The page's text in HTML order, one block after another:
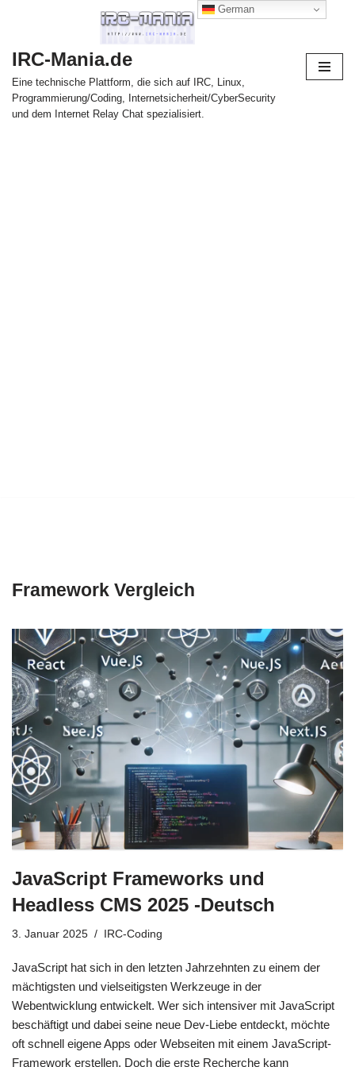
Inhalt
springen
IRC-Mania.de
Eine technische Plattform, die sich auf IRC, Linux,
Programmierung/Coding, Internetsicherheit/CyberSecurity
und dem Internet Relay Chat spezialisiert.
Framework Vergleich
JavaScript Frameworks und
Headless CMS 2025 -Deutsch
3. Januar 2025 IRC-Coding
JavaScript hat sich in den letzten Jahrzehnten zu einem der
mächtigsten und vielseitigsten Werkzeuge in der
Webentwicklung entwickelt. Wer sich intensiver mit JavaScript
beschäftigt und dabei seine neue Dev-Liebe entdeckt, möchte
oft schnell eigene Apps oder Webseiten mit einem JavaScript-
Framework erstellen. Doch die erste Recherche kann
German